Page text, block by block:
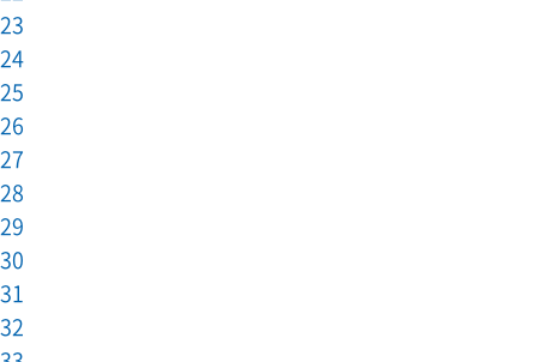
23
24
25
26
27
28
29
30
31
32